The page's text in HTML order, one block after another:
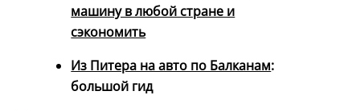
машину в любой стране и
сэкономить
Из Питера на авто по Балканам:
большой гид